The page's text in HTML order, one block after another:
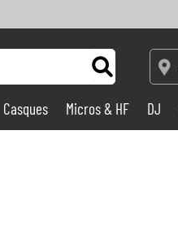
Casques Micros & HF DJ